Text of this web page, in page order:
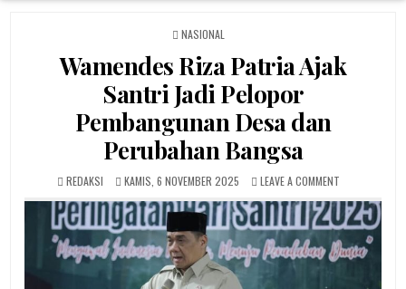
POSTED
NASIONAL
Wamendes Riza Patria Ajak
Santri Jadi Pelopor
Pembangunan Desa dan
Perubahan Bangsa
AUTHOR:
REDAKSI
PUBLISHED
KAMIS, 6 NOVEMBER 2025 LEAVE A COMMENT
RIZA
PATRIA
AJAK
SANTRI